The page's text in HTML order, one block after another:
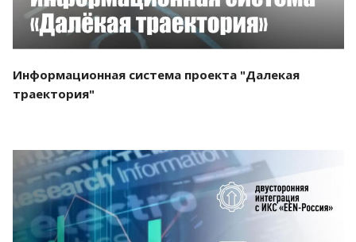
Информационная система проекта "Далекая
траектория"